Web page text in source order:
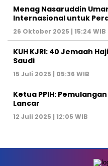
Menag Nasaruddin
Internasional untuk
26 Oktober 2025 | 15:24 WIB
KUH KJRI: 40 Jemaah
Saudi
15 Juli 2025 | 05:36 WIB
Ketua PPIH:
Lancar
12 Juli 2025 | 12:05 WIB